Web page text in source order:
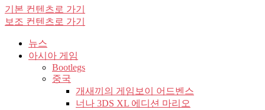
기본 컨텐츠로 가기
보조 컨텐츠로 가기
뉴스
아시아 게임
Bootlegs
중국
개새끼의 게임보이 어드벤스
너나 3DS XL 에디션 마리오